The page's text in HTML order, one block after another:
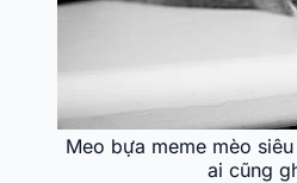
Meo bựa meme mèo
ai cũng